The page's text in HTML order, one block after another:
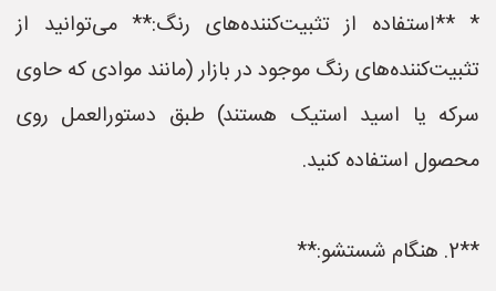
* **استفاده از تثبیت‌کننده‌های رنگ:** می‌توانید از
تثبیت‌کننده‌های رنگ موجود در بازار (مانند موادی که حاوی
سرکه یا اسید استیک هستند) طبق دستورالعمل روی
محصول استفاده کنید.
**2. هنگام شستشو:**